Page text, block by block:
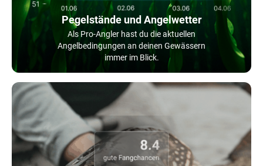
Pegelstände und Angelwetter
Als Pro-Angler hast du die aktuellen
Angelbedingungen an deinen Gewässern
immer im Blick.